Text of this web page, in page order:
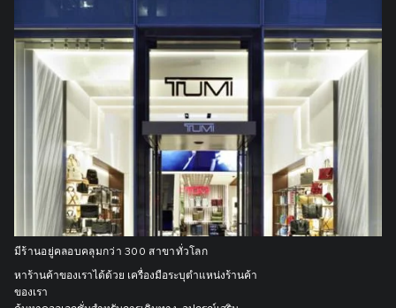
มีร้านอยู่คลอบคลุมกว่า 300 สาขาทั่วโลก
หาร้านค้าของเราได้ด้วย เครื่องมือระบุตำแหน่งร้านค้า
ของเรา